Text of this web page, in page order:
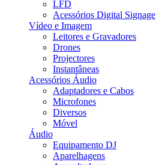
LFD
Acessórios Digital Signage
Vídeo e Imagem
Leitores e Gravadores
Drones
Projectores
Instantâneas
Acessórios Áudio
Adaptadores e Cabos
Microfones
Diversos
Móvel
Áudio
Equipamento DJ
Aparelhagens